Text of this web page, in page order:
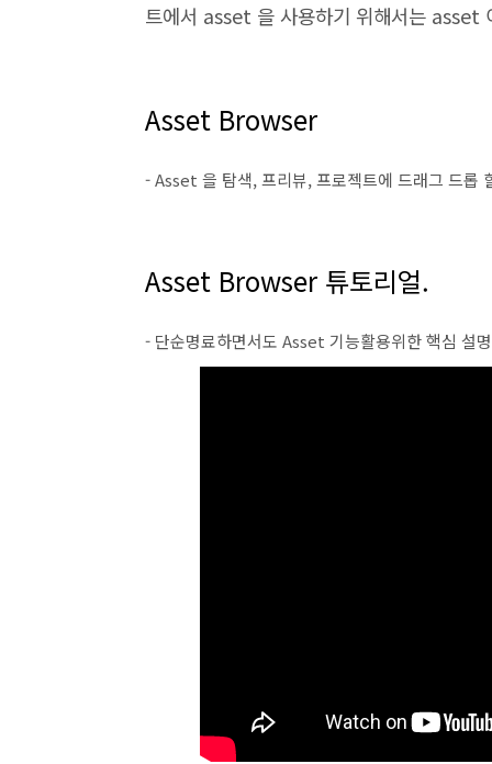
트에서 asset 을 사용하기 위해서는
Asset Browser
- Asset 을 탐색, 프리뷰, 프로젝트에 드래그 드롭
Asset Browser 튜토리얼.
- 단순명료하면서도 Asset 기능활용위한 핵심 설